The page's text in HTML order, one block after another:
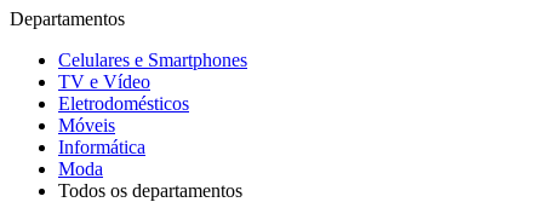
Departamentos
Celulares e Smartphones
TV e Vídeo
Eletrodomésticos
Móveis
Informática
Moda
Todos os departamentos